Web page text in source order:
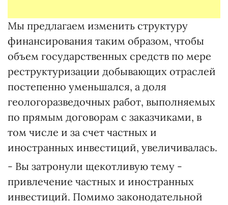
Мы предлагаем изменить структуру
финансирования таким образом, чтобы
объем государственных средств по мере
реструктуризации добывающих отраслей
постепенно уменьшался, а доля
геологоразведочных работ, выполняемых
по прямым договорам с заказчиками, в
том числе и за счет частных и
иностранных инвестиций, увеличивалась.
- Вы затронули щекотливую тему -
привлечение частных и иностранных
инвестиций. Помимо законодательной